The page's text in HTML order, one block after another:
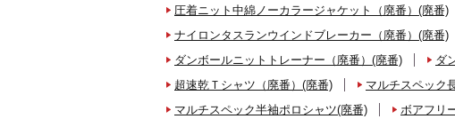
圧着ニット中綿ノーカラージャケット（廃番）(廃番)
ナイロンタスランウインドブレーカー（廃番）(廃番)
ダンボールニットトレーナー（廃番）(廃番)
ダ
超速乾Ｔシャツ（廃番）(廃番)
マルチスペック
マルチスペック半袖ポロシャツ(廃番)
ボアフリ